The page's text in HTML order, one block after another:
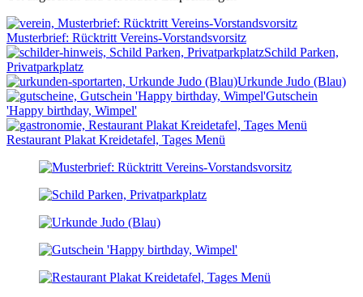
Musterbrief: Rücktritt Vereins-Vorstandsvorsitz
Schild Parken,
Privatparkplatz
Urkunde Judo (Blau)
Gutschein
'Happy birthday, Wimpel'
Restaurant Plakat Kreidetafel, Tages Menü